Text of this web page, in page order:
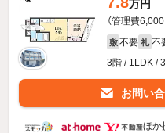
万円
（管理費6,000
敷 不要 礼 不
3階 / 1LDK /
お問い
ほか